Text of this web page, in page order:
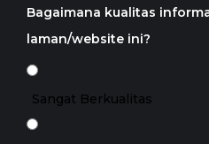
Bagaimana kualitas
laman/website ini?
Sangat Berkualitas